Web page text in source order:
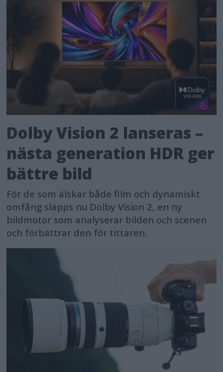
Dolby Vision 2 lanseras –
nästa generation HDR ger
bättre bild
För de som älskar både film och dynamiskt
omfång släpps nu Dolby Vision 2, en ny
bildmotor som analyserar bilden och scenen
och förbättrar den för tittaren.